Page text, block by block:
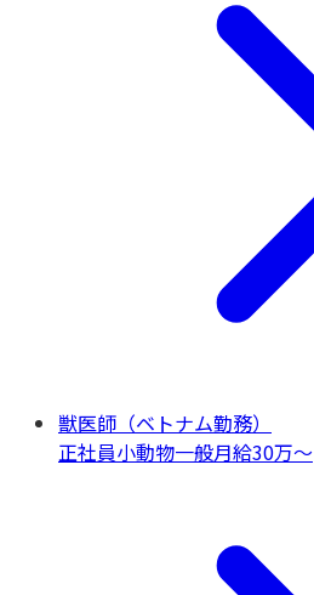
獣医師（ベトナム勤務）
正社員小動物一般月給30万〜